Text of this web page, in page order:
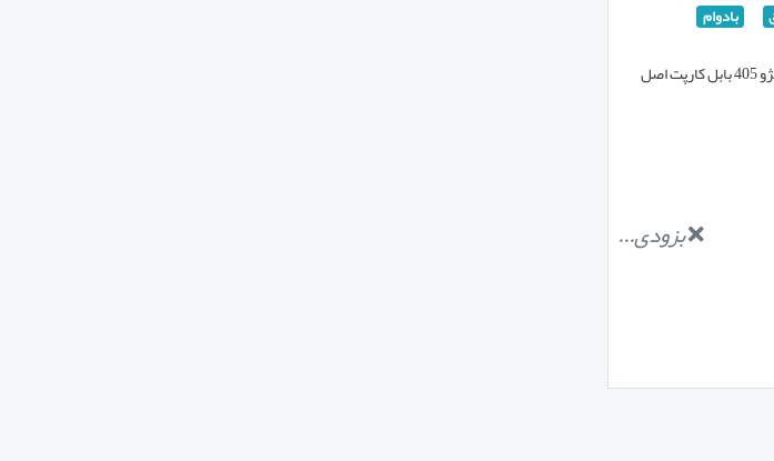
بادوام
کفپوش سه بعدی اکو پژو 405 بابل کارپت اصل
بزودی...